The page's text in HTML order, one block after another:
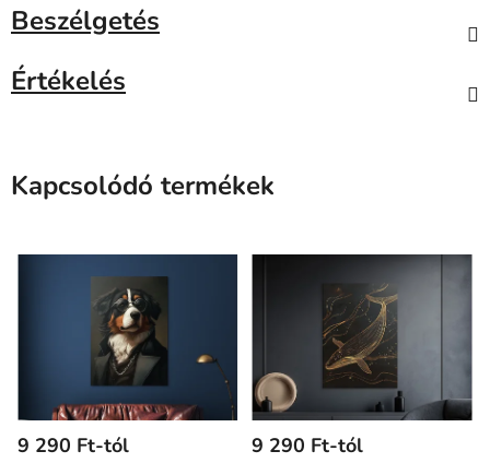
Beszélgetés
Értékelés
Kapcsolódó termékek
9 290 Ft-tól 9 290 Ft-tól